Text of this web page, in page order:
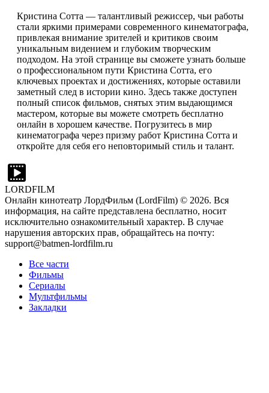
Кристина Сотта — талантливый режиссер, чьи работы
стали яркими примерами современного кинематографа,
привлекая внимание зрителей и критиков своим
уникальным видением и глубоким творческим
подходом. На этой странице вы сможете узнать больше
о профессиональном пути Кристина Сотта, его
ключевых проектах и достижениях, которые оставили
заметный след в истории кино. Здесь также доступен
полный список фильмов, снятых этим выдающимся
мастером, которые вы можете смотреть бесплатно
онлайн в хорошем качестве. Погрузитесь в мир
кинематографа через призму работ Кристина Сотта и
откройте для себя его неповторимый стиль и талант.
LORDFILM
Онлайн кинотеатр ЛордФильм (LordFilm) © 2026. Вся
информация, на сайте представлена бесплатно, носит
исключительно ознакомительный характер. В случае
нарушения авторских прав, обращайтесь на почту:
support@batmen-lordfilm.ru
Все части
Фильмы
Сериалы
Мультфильмы
Закладки